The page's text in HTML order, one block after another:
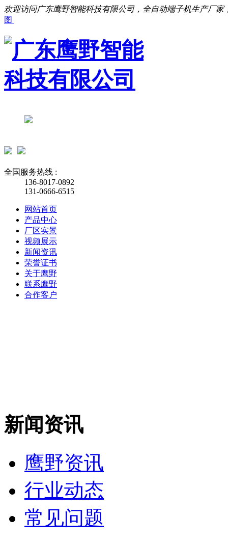
欢迎访问广东鹰野智能科技有限公司，全自动端子机生产厂家
图
全国服务热线 :
136-8017-0892
131-0666-6515
网站首页
产品中心
厂区实景
视频展示
新闻资讯
荣誉证书
关于鹰野
联系鹰野
合作客户
新闻资讯
鹰野资讯
行业动态
常见问题